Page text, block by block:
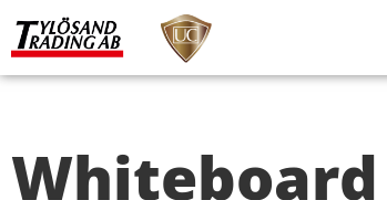
Whiteboard